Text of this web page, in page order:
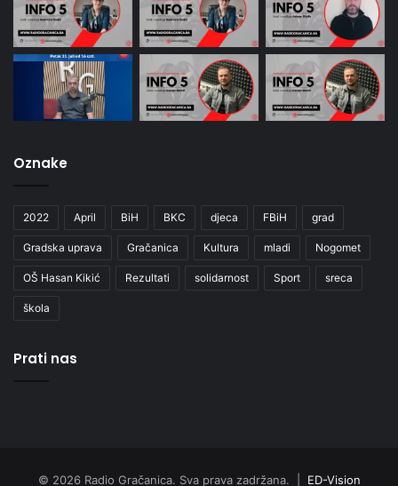
Oznake
2022 April BiH BKC djeca FBiH grad
Gradska uprava Gračanica Kultura mladi Nogomet
OŠ Hasan Kikić Rezultati solidarnost Sport sreca
škola
Prati nas
© 2026 Radio Gračanica. Sva prava zadržana. | ED-Vision